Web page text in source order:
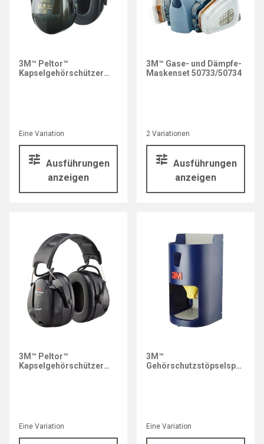
Eine Variation
Ausführungen
anzeigen
3M™ Peltor™
Kapselgehörschützer
2 Variationen
Ausführungen
anzeigen
3M™ Gase- und Dämpfe-
Maskenset 50733/50734
Eine Variation
3M™ Peltor™
Kapselgehörschützer
Eine Variation
3M™
Gehörschutzstöpselspender